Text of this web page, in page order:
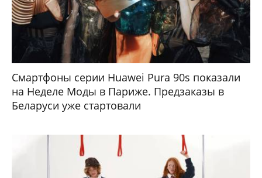
Смартфоны серии Huawei Pura 90s показали
на Неделе Моды в Париже. Предзаказы в
Беларуси уже стартовали